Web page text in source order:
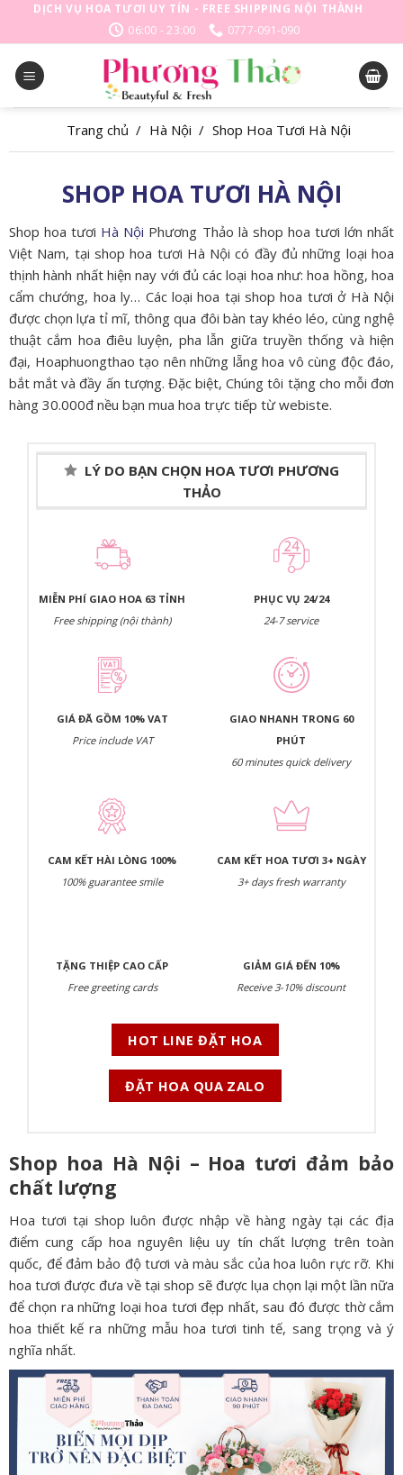
DỊCH VỤ HOA TƯƠI UY TÍN - FREE SHIPPING NỘI THÀNH
06:00 - 23:00
0777-091-090
Trang chủ / Hà Nội / Shop Hoa Tươi Hà Nội
SHOP HOA TƯƠI HÀ NỘI
Shop hoa tươi Hà Nội Phương Thảo là shop hoa tươi lớn nhất
Việt Nam, tại shop hoa tươi Hà Nội có đầy đủ những loại hoa
thịnh hành nhất hiện nay với đủ các loại hoa như: hoa hồng, hoa
cẩm chướng, hoa ly… Các loại hoa tại shop hoa tươi ở Hà Nội
được chọn lựa tỉ mĩ, thông qua đôi bàn tay khéo léo, cùng nghệ
thuật cắm hoa điêu luyện, pha lẫn giữa truyền thống và hiện
đại, Hoaphuongthao tạo nên những lẵng hoa vô cùng độc đáo,
bắt mắt và đầy ấn tượng. Đặc biệt, Chúng tôi tặng cho mỗi đơn
hàng 30.000đ nều bạn mua hoa trực tiếp từ webiste.
LÝ DO BẠN CHỌN HOA TƯƠI PHƯƠNG
THẢO
MIỄN PHÍ GIAO HOA 63 TỈNH
Free shipping (nội thành)
PHỤC VỤ 24/24
24-7 service
GIÁ ĐÃ GỒM 10% VAT
Price include VAT
GIAO NHANH TRONG 60
PHÚT
60 minutes quick delivery
CAM KẾT HÀI LÒNG 100%
100% guarantee smile
CAM KẾT HOA TƯƠI 3+ NGÀY
3+ days fresh warranty
TẶNG THIỆP CAO CẤP
Free greeting cards
GIẢM GIÁ ĐẾN 10%
Receive 3-10% discount
HOT LINE ĐẶT HOA
ĐẶT HOA QUA ZALO
Shop hoa Hà Nội – Hoa tươi đảm bảo
chất lượng
Hoa tươi tại shop luôn được nhập về hàng ngày tại các địa
điểm cung cấp hoa nguyên liệu uy tín chất lượng trên toàn
quốc, để đảm bảo độ tươi và màu sắc của hoa luôn rực rỡ. Khi
hoa tươi được đưa về tại shop sẽ được lụa chọn lại một lần nữa
để chọn ra những loại hoa tươi đẹp nhất, sau đó được thờ cắm
hoa thiết kế ra những mẫu hoa tươi tinh tế, sang trọng và ý
nghĩa nhất.